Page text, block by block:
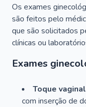
Os exames
são feitos pelo
que são solicitados
clínicas ou
Exames
Toque
com inserção de